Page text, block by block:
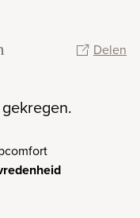
Delen